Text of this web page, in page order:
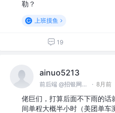
勒？
上班摸鱼
19
ainuo5213
前后端 @招银网络科技 · 8月前
佬巨们，打算后面不下雨的话
间单程大概半小时（美团单车